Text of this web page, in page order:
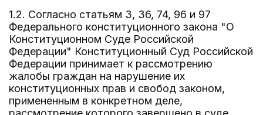
1.2. Согласно статьям 3, 36, 74, 96 и 97
Федерального конституционного закона "О
Конституционном Суде Российской
Федерации" Конституционный Суд Российской
Федерации принимает к рассмотрению
жалобы граждан на нарушение их
конституционных прав и свобод законом,
примененным в конкретном деле,